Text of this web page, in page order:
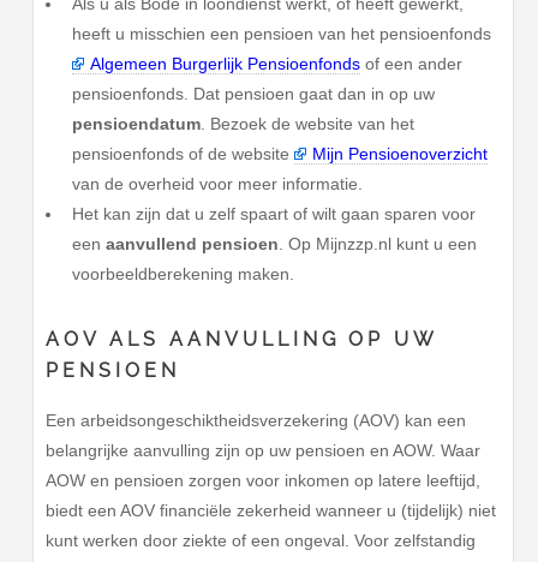
Als u als Bode in loondienst werkt, of heeft gewerkt,
heeft u misschien een pensioen van het pensioenfonds
Algemeen Burgerlijk Pensioenfondsof een ander
pensioenfonds. Dat pensioen gaat dan in op uw
pensioendatum. Bezoek de website van het
pensioenfonds of de website
Mijn Pensioenoverzicht
van de overheid voor meer informatie.
Het kan zijn dat u zelf spaart of wilt gaan sparen voor
een aanvullend pensioen. Op Mijnzzp.nl kunt u een
voorbeeldberekening maken.
AOV ALS AANVULLING OP UW
PENSIOEN
Een arbeidsongeschiktheidsverzekering (AOV) kan een
belangrijke aanvulling zijn op uw pensioen en AOW. Waar
AOW en pensioen zorgen voor inkomen op latere leeftijd,
biedt een AOV financiële zekerheid wanneer u (tijdelijk) niet
kunt werken door ziekte of een ongeval. Voor zelfstandig